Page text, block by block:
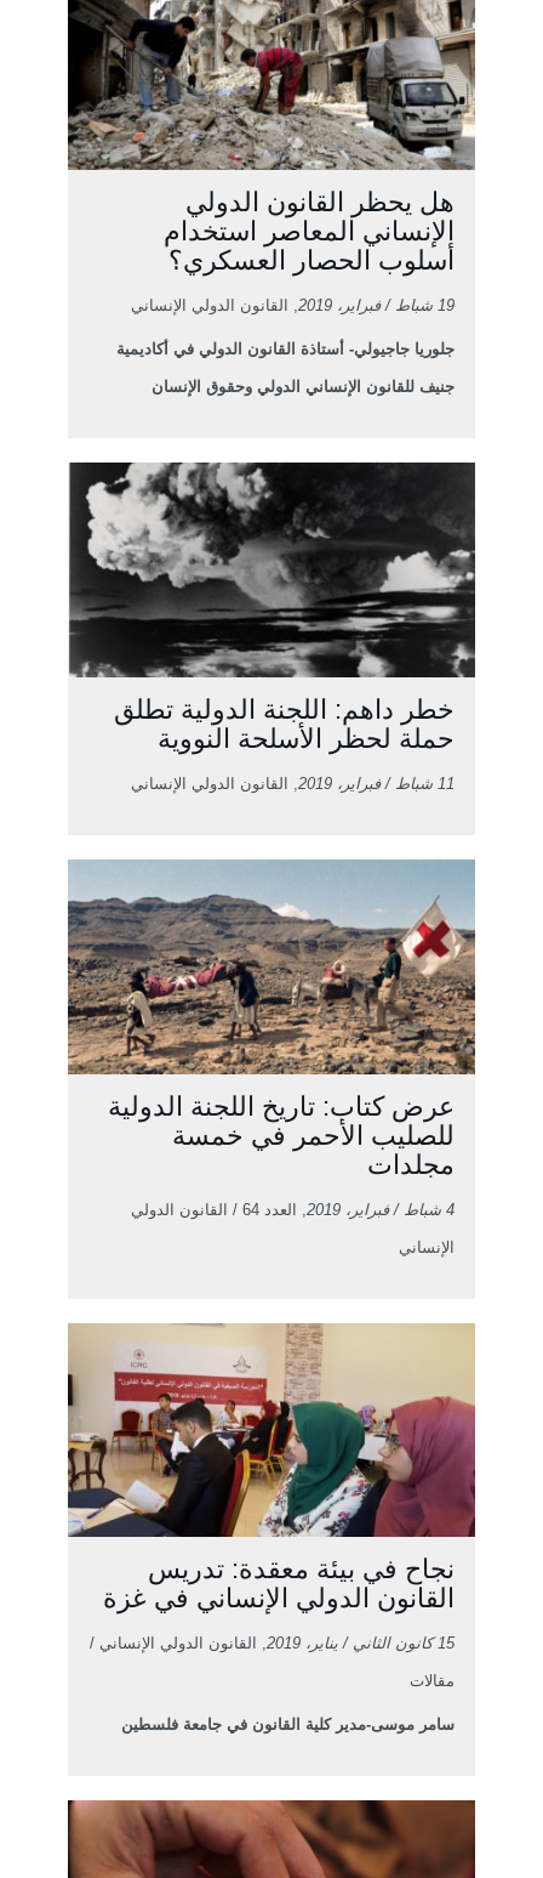
هل يحظر القانون الدولي
الإنساني المعاصر استخدام
أسلوب الحصار العسكري؟
19 شباط / فبراير، 2019 , القانون الدولي الإنساني
جلوريا جاجيولي- أستاذة القانون الدولي في أكاديمية
جنيف للقانون الإنساني الدولي وحقوق الإنسان
خطر داهم: اللجنة الدولية تطلق
حملة لحظر الأسلحة النووية
11 شباط / فبراير، 2019 , القانون الدولي الإنساني
عرض كتاب: تاريخ اللجنة الدولية
للصليب الأحمر في خمسة
مجلدات
4 شباط / فبراير، 2019 , العدد 64 / القانون الدولي
الإنساني
نجاح في بيئة معقدة: تدريس
القانون الدولي الإنساني في غزة
15 كانون الثاني / يناير، 2019 , القانون الدولي الإنساني /
مقالات
سامر موسى-مدير كلية القانون في جامعة فلسطين